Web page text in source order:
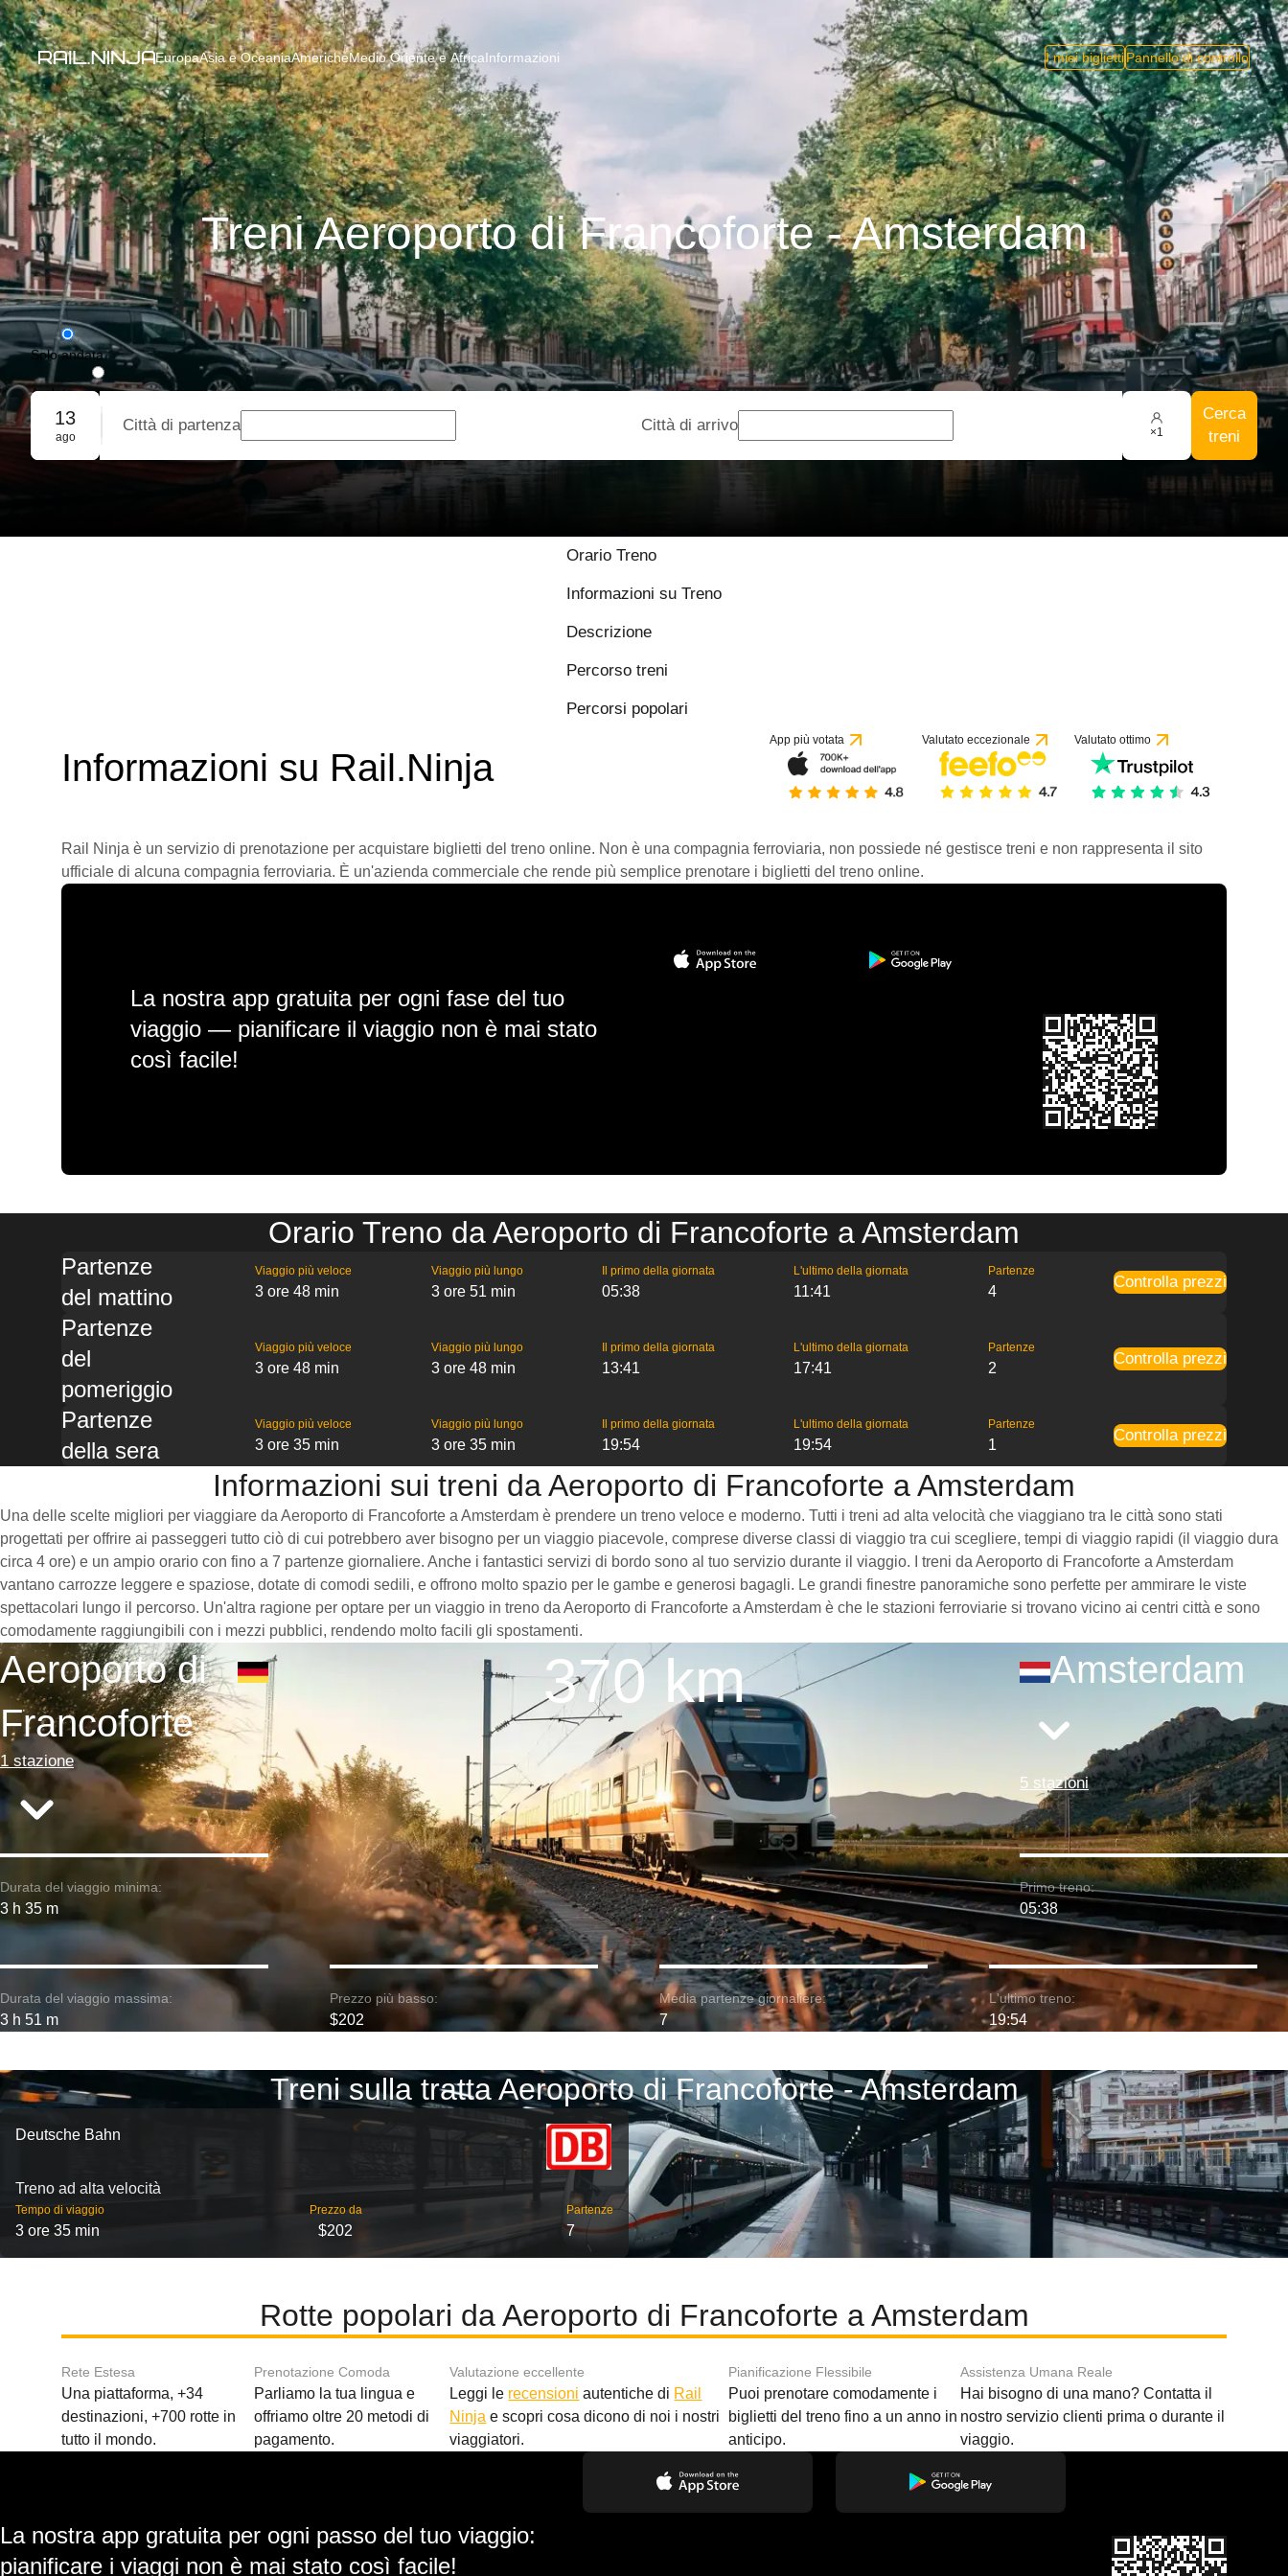
EuropaAsia e OceaniaAmericheMedio Oriente e AfricaInformazioni I miei bigliettiPannello di controllo
Treni Aeroporto di Francoforte - Amsterdam
Solo andata
Andata e ritorno
Prenotazione di gruppo
13
ago
Città di partenza Città di arrivo ×1
Cerca
treni
Orario Treno
Informazioni su Treno
Descrizione
Percorso treni
Percorsi popolari
Informazioni su Rail.Ninja
App più votata Valutato eccezionale Valutato ottimo
Rail Ninja è un servizio di prenotazione per acquistare biglietti del treno online. Non è una compagnia ferroviaria, non possiede né gestisce treni e non rappresenta il sito
ufficiale di alcuna compagnia ferroviaria. È un'azienda commerciale che rende più semplice prenotare i biglietti del treno online.
La nostra app gratuita per ogni fase del tuo
viaggio — pianificare il viaggio non è mai stato
così facile!
Orario Treno da Aeroporto di Francoforte a Amsterdam
Partenze
del mattino
Viaggio più veloce
3 ore 48 min
Viaggio più lungo
3 ore 51 min
Il primo della giornata
05:38
L'ultimo della giornata
11:41
Partenze
4
Controlla prezzi
Partenze
del
pomeriggio
Viaggio più veloce
3 ore 48 min
Viaggio più lungo
3 ore 48 min
Il primo della giornata
13:41
L'ultimo della giornata
17:41
Partenze
2
Controlla prezzi
Partenze
della sera
Viaggio più veloce
3 ore 35 min
Viaggio più lungo
3 ore 35 min
Il primo della giornata
19:54
L'ultimo della giornata
19:54
Partenze
1
Controlla prezzi
Informazioni sui treni da Aeroporto di Francoforte a Amsterdam
Una delle scelte migliori per viaggiare da Aeroporto di Francoforte a Amsterdam è prendere un treno veloce e moderno. Tutti i treni ad alta velocità che viaggiano tra le città sono stati
progettati per offrire ai passeggeri tutto ciò di cui potrebbero aver bisogno per un viaggio piacevole, comprese diverse classi di viaggio tra cui scegliere, tempi di viaggio rapidi (il viaggio dura
circa 4 ore) e un ampio orario con fino a 7 partenze giornaliere. Anche i fantastici servizi di bordo sono al tuo servizio durante il viaggio. I treni da Aeroporto di Francoforte a Amsterdam
vantano carrozze leggere e spaziose, dotate di comodi sedili, e offrono molto spazio per le gambe e generosi bagagli. Le grandi finestre panoramiche sono perfette per ammirare le viste
spettacolari lungo il percorso. Un'altra ragione per optare per un viaggio in treno da Aeroporto di Francoforte a Amsterdam è che le stazioni ferroviarie si trovano vicino ai centri città e sono
comodamente raggiungibili con i mezzi pubblici, rendendo molto facili gli spostamenti.
Aeroporto di
Francoforte
1 stazione
370 km Amsterdam
5 stazioni
Durata del viaggio minima:
3 h 35 m
Primo treno:
05:38
Durata del viaggio massima:
3 h 51 m
Prezzo più basso:
$202
Media partenze giornaliere:
7
L'ultimo treno:
19:54
Treni sulla tratta Aeroporto di Francoforte - Amsterdam
Deutsche Bahn
Treno ad alta velocità
Tempo di viaggio
3 ore 35 min
Prezzo da
$202
Partenze
7
Rotte popolari da Aeroporto di Francoforte a Amsterdam
Rete Estesa
Una piattaforma, +34
destinazioni, +700 rotte in
tutto il mondo.
Prenotazione Comoda
Parliamo la tua lingua e
offriamo oltre 20 metodi di
pagamento.
Valutazione eccellente
Leggi le recensioni autentiche di Rail
Ninja e scopri cosa dicono di noi i nostri
viaggiatori.
Pianificazione Flessibile
Puoi prenotare comodamente i
biglietti del treno fino a un anno in
anticipo.
Assistenza Umana Reale
Hai bisogno di una mano? Contatta il
nostro servizio clienti prima o durante il
viaggio.
La nostra app gratuita per ogni passo del tuo viaggio:
pianificare i viaggi non è mai stato così facile!